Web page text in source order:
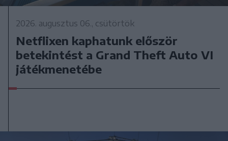
2026. augusztus 06., csütörtök
Netflixen kaphatunk először
betekintést a Grand Theft Auto VI
játékmenetébe